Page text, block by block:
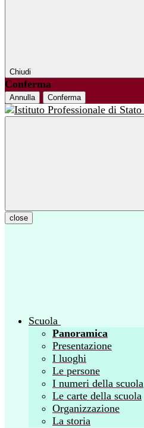
Chiudi
Conferma
Annulla Conferma
close
Scuola
Panoramica
Presentazione
I luoghi
Le persone
I numeri della scuola
Le carte della scuola
Organizzazione
La storia